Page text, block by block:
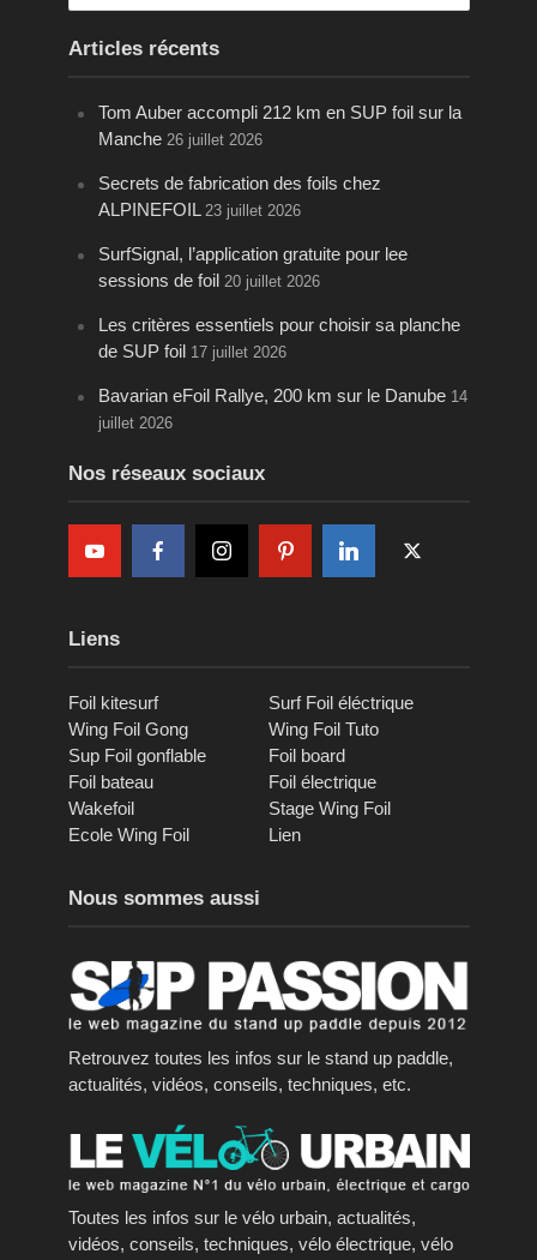
Articles récents
Tom Auber accompli 212 km en SUP foil sur la
Manche 26 juillet 2026
Secrets de fabrication des foils chez
ALPINEFOIL 23 juillet 2026
SurfSignal, l’application gratuite pour lee
sessions de foil 20 juillet 2026
Les critères essentiels pour choisir sa planche
de SUP foil 17 juillet 2026
Bavarian eFoil Rallye, 200 km sur le Danube 14
juillet 2026
Nos réseaux sociaux
Liens
Foil kitesurf
Surf Foil éléctrique
Wing Foil Gong
Wing Foil Tuto
Sup Foil gonflable
Foil board
Foil bateau
Foil électrique
Wakefoil
Stage Wing Foil
Ecole Wing Foil
Lien
Nous sommes aussi
Retrouvez toutes les infos sur le stand up paddle,
actualités, vidéos, conseils, techniques, etc.
Toutes les infos sur le vélo urbain, actualités,
vidéos, conseils, techniques, vélo électrique, vélo